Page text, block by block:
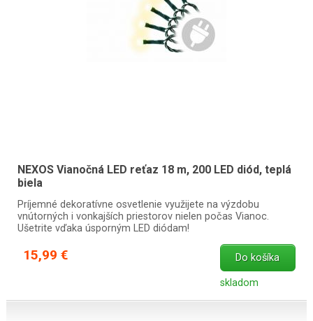
NEXOS Vianočná LED reťaz 18 m, 200 LED diód, teplá
biela
Príjemné dekoratívne osvetlenie využijete na výzdobu
vnútorných i vonkajších priestorov nielen počas Vianoc.
Ušetrite vďaka úsporným LED diódam!
15,99 € Do košíka
skladom